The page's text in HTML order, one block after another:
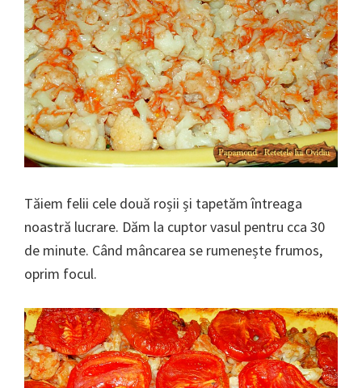
Tăiem felii cele două roșii și tapetăm întreaga
noastră lucrare. Dăm la cuptor vasul pentru cca 30
de minute. Când mâncarea se rumenește frumos,
oprim focul.